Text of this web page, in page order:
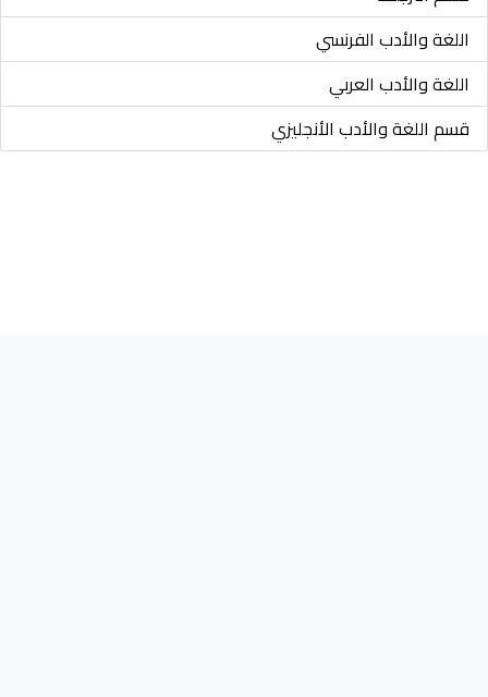
اللغة والأدب الفرنسي
اللغة والأدب العربي
قسم اللغة والأدب الأنجليزي